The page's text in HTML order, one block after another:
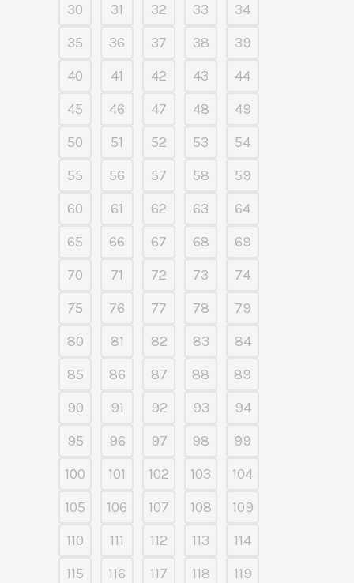
30
31 32 33
34
35
36 37 38
39
40
41 42 43
44
45
46 47 48
49
50
51 52 53
54
55
56 57 58
59
60
61 62 63
64
65
66 67 68
69
70
71 72 73
74
75
76 77 78
79
80
81 82 83
84
85
86 87 88
89
90
91 92 93
94
95
96 97 98
99
100
101 102 103
104
105
106 107 108
109
110
111 112 113
114
115
116 117 118
119